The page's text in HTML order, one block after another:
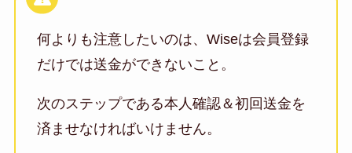
何よりも注意したいのは、Wiseは会員登録
だけでは送金ができないこと。
次のステップである本人確認＆初回送金を
済ませなければいけません。